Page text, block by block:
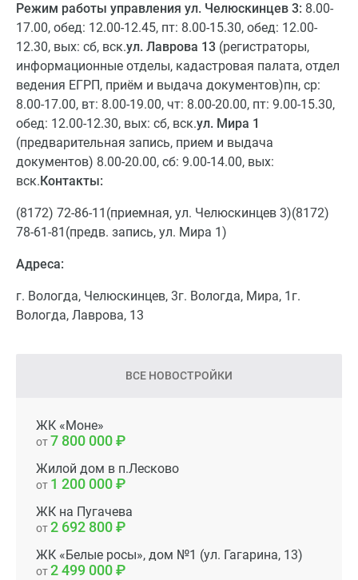
Режим работы управления ул. Челюскинцев 3: 8.00-
17.00, обед: 12.00-12.45, пт: 8.00-15.30, обед: 12.00-
12.30, вых: сб, вск.ул. Лаврова 13 (регистраторы,
информационные отделы, кадастровая палата, отдел
ведения ЕГРП, приём и выдача документов)пн, ср:
8.00-17.00, вт: 8.00-19.00, чт: 8.00-20.00, пт: 9.00-15.30,
обед: 12.00-12.30, вых: сб, вск.ул. Мира 1
(предварительная запись, прием и выдача
документов) 8.00-20.00, сб: 9.00-14.00, вых:
вск. Контакты:
(8172) 72-86-11(приемная, ул. Челюскинцев 3)(8172)
78-61-81(предв. запись, ул. Мира 1)
Адреса:
г. Вологда, Челюскинцев, 3г. Вологда, Мира, 1г.
Вологда, Лаврова, 13
ВСЕ НОВОСТРОЙКИ
ЖК «Моне»
от7 800 000
Жилой дом в п.Лесково
от 1 200 000
ЖК на Пугачева
от2 692 800
ЖК «Белые росы», дом №1 (ул. Гагарина, 13)
от2 499 000